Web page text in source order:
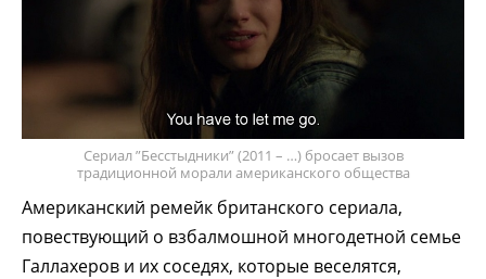
Сериал ”Бесстыдники” (2011 – …) бросает вызов
традиционной морали американского общества
Американский ремейк британского сериала,
повествующий о взбалмошной многодетной семье
Галлахеров и их соседях, которые веселятся,